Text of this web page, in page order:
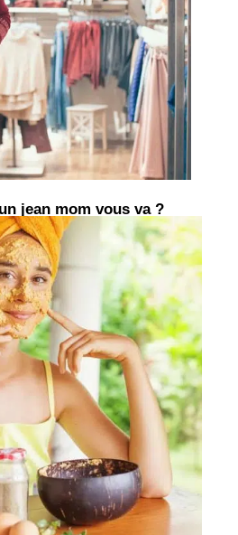
jean mom vous va ?